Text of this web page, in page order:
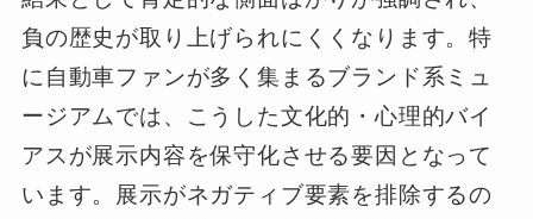
負の歴史が取り上げられにくくなります。特
に自動車ファンが多く集まるブランド系ミュ
ージアムでは、こうした文化的・心理的バイ
アスが展示内容を保守化させる要因となって
います。展示がネガティブ要素を排除するの